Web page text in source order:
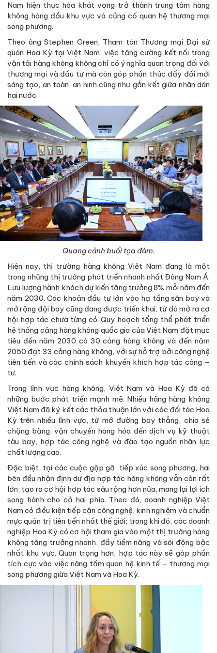
Nam hiện thực hóa khát vọng trở thành trung tâm hàng
không hàng đầu khu vực và củng cố quan hệ thương mại
song phương.
Theo ông Stephen Green, Tham tán Thương mại Đại sứ
quán Hoa Kỳ tại Việt Nam, việc tăng cường kết nối trong
vận tải hàng không không chỉ có ý nghĩa quan trọng đối với
thương mại và đầu tư mà còn góp phần thúc đẩy đổi mới
sáng tạo, an toàn, an ninh cũng như gắn kết giữa nhân dân
hai nước.
Quang cảnh buổi tọa đàm.
Hiện nay, thị trường hàng không Việt Nam đang là một
trong những thị trường phát triển nhanh nhất Đông Nam Á.
Lưu lượng hành khách dự kiến tăng trưởng 8% mỗi năm đến
năm 2030. Các khoản đầu tư lớn vào hạ tầng sân bay và
mở rộng đội bay cũng đang được triển khai, từ đó mở ra cơ
hội hợp tác chưa từng có. Quy hoạch tổng thể phát triển
hệ thống cảng hàng không quốc gia của Việt Nam đặt mục
tiêu đến năm 2030 có 30 cảng hàng không và đến năm
2050 đạt 33 cảng hàng không, với sự hỗ trợ bởi công nghệ
tiên tiến và các chính sách khuyến khích hợp tác công –
tư.
Trong lĩnh vực hàng không, Việt Nam và Hoa Kỳ đã có
những bước phát triển mạnh mẽ. Nhiều hãng hàng không
Việt Nam đã ký kết các thỏa thuận lớn với các đối tác Hoa
Kỳ trên nhiều lĩnh vực, từ mở đường bay thẳng, chia sẻ
chặng băng, vận chuyển hàng hóa đến dịch vụ kỹ thuật
tàu bay, hợp tác công nghệ và đào tạo nguồn nhân lực
chất lượng cao.
Đặc biệt, tại các cuộc gặp gỡ, tiếp xúc song phương, hai
bên đều nhận định dư địa hợp tác hàng không vẫn còn rất
lớn; tạo ra cơ hội hợp tác sâu rộng hơn nữa, mang lại lợi ích
song hành cho cả hai phía. Theo đó, doanh nghiệp Việt
Nam có điều kiện tiếp cận công nghệ, kinh nghiệm và chuẩn
mực quản trị tiên tiến nhất thế giới; trong khi đó, các doanh
nghiệp Hoa Kỳ có cơ hội tham gia vào một thị trường hàng
không tăng trưởng nhanh, đầy tiềm năng và sôi động bậc
nhất khu vực. Quan trọng hơn, hợp tác này sẽ góp phần
tích cực vào việc nâng tầm quan hệ kinh tế – thương mại
song phương giữa Việt Nam và Hoa Kỳ.